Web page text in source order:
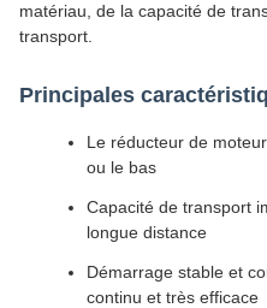
matériau, de la capacité de
transport.
Principales
Le réducteur de
ou le bas
Capacité de transport
longue distance
Démarrage stable et
continu et très efficace